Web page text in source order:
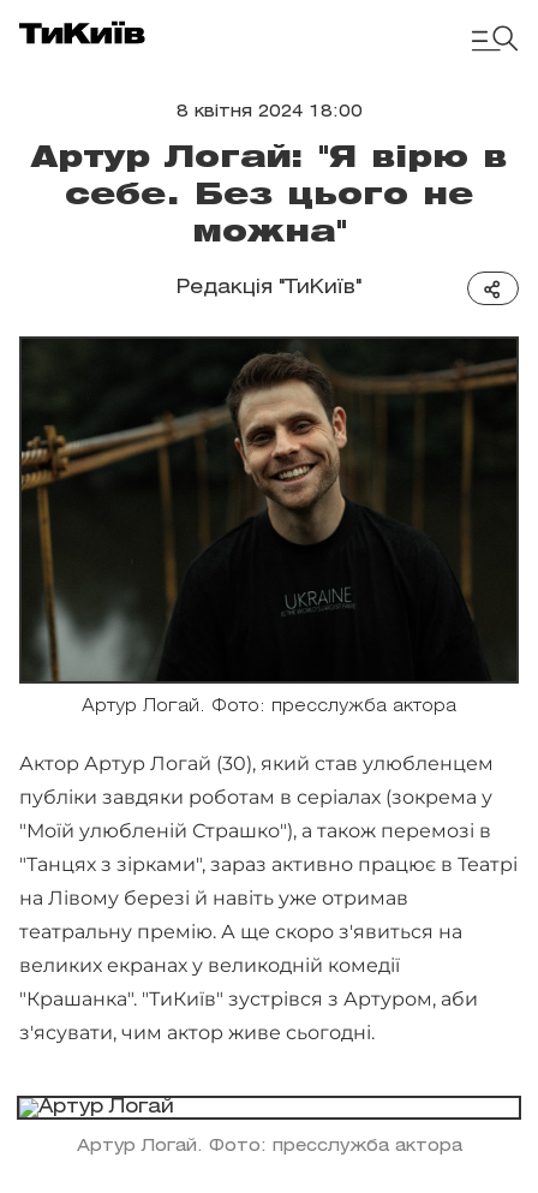
8 квітня 2024 18:00
Артур Логай: "Я вірю в
себе. Без цього не
можна"
Редакція "ТиКиїв"
Артур Логай. Фото: пресслужба актора
Актор Артур Логай (30), який став улюбленцем
публіки завдяки роботам в серіалах (зокрема у
"Моїй улюбленій Страшко"), а також перемозі в
"Танцях з зірками", зараз активно працює в Театрі
на Лівому березі й навіть уже отримав
театральну премію. А ще скоро з'явиться на
великих екранах у великодній комедії
"Крашанка". "ТиКиїв" зустрівся з Артуром, аби
з'ясувати, чим актор живе сьогодні.
Артур Логай. Фото: пресслужба актора